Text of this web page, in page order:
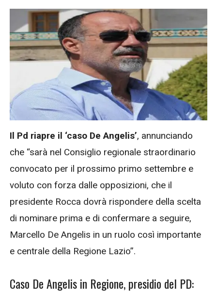
Il Pd riapre il ‘caso De Angelis’, annunciando
che “sarà nel Consiglio regionale straordinario
convocato per il prossimo primo settembre e
voluto con forza dalle opposizioni, che il
presidente Rocca dovrà rispondere della scelta
di nominare prima e di confermare a seguire,
Marcello De Angelis in un ruolo così importante
e centrale della Regione Lazio”.
Caso De Angelis in Regione, presidio del PD: